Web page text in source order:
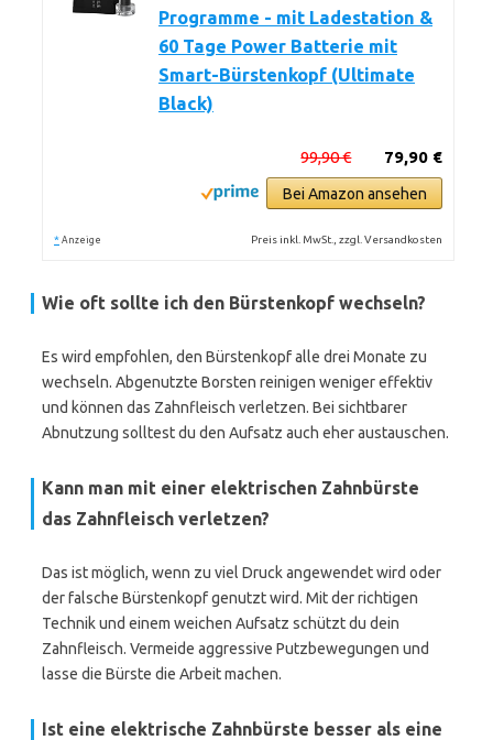
Programme - mit Ladestation &
60 Tage Power Batterie mit
Smart-Bürstenkopf (Ultimate
Black)
79,90 €
99,90 €
Bei Amazon ansehen
* Anzeige Preis inkl. MwSt., zzgl. Versandkosten
Wie oft sollte ich den Bürstenkopf wechseln?
Es wird empfohlen, den Bürstenkopf alle drei Monate zu
wechseln. Abgenutzte Borsten reinigen weniger effektiv
und können das Zahnfleisch verletzen. Bei sichtbarer
Abnutzung solltest du den Aufsatz auch eher austauschen.
Kann man mit einer elektrischen Zahnbürste
das Zahnfleisch verletzen?
Das ist möglich, wenn zu viel Druck angewendet wird oder
der falsche Bürstenkopf genutzt wird. Mit der richtigen
Technik und einem weichen Aufsatz schützt du dein
Zahnfleisch. Vermeide aggressive Putzbewegungen und
lasse die Bürste die Arbeit machen.
Ist eine elektrische Zahnbürste besser als eine